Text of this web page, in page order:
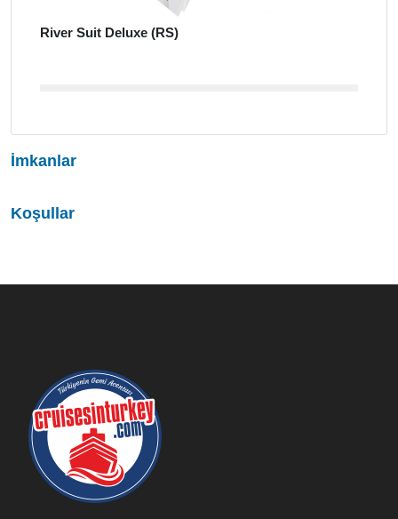
River Suit Deluxe (RS)
İmkanlar
Koşullar